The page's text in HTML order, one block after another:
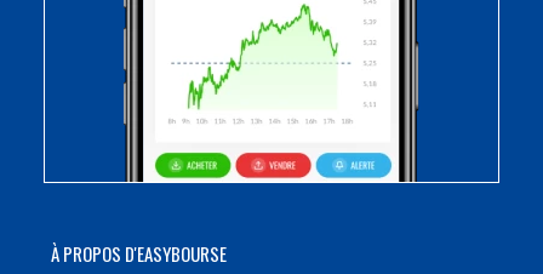
À PROPOS D'EASYBOURSE